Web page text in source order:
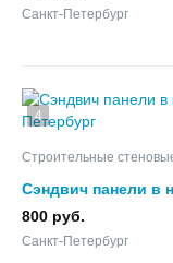
Санкт-Петербург
4
Строительные
Сэндвич панели в
800 руб.
Санкт-Петербург